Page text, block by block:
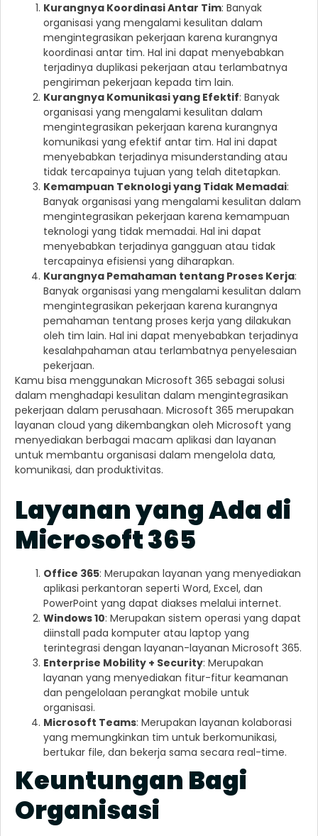
Kurangnya Koordinasi Antar Tim: Banyak
organisasi yang mengalami kesulitan dalam
mengintegrasikan pekerjaan karena kurangnya
koordinasi antar tim. Hal ini dapat menyebabkan
terjadinya duplikasi pekerjaan atau terlambatnya
pengiriman pekerjaan kepada tim lain.
Kurangnya Komunikasi yang Efektif: Banyak
organisasi yang mengalami kesulitan dalam
mengintegrasikan pekerjaan karena kurangnya
komunikasi yang efektif antar tim. Hal ini dapat
menyebabkan terjadinya misunderstanding atau
tidak tercapainya tujuan yang telah ditetapkan.
Kemampuan Teknologi yang Tidak Memadai:
Banyak organisasi yang mengalami kesulitan dalam
mengintegrasikan pekerjaan karena kemampuan
teknologi yang tidak memadai. Hal ini dapat
menyebabkan terjadinya gangguan atau tidak
tercapainya efisiensi yang diharapkan.
Kurangnya Pemahaman tentang Proses Kerja:
Banyak organisasi yang mengalami kesulitan dalam
mengintegrasikan pekerjaan karena kurangnya
pemahaman tentang proses kerja yang dilakukan
oleh tim lain. Hal ini dapat menyebabkan terjadinya
kesalahpahaman atau terlambatnya penyelesaian
pekerjaan.
Kamu bisa menggunakan Microsoft 365 sebagai solusi
dalam menghadapi kesulitan dalam mengintegrasikan
pekerjaan dalam perusahaan. Microsoft 365 merupakan
layanan cloud yang dikembangkan oleh Microsoft yang
menyediakan berbagai macam aplikasi dan layanan
untuk membantu organisasi dalam mengelola data,
komunikasi, dan produktivitas.
Layanan yang Ada di
Microsoft 365
Office 365: Merupakan layanan yang menyediakan
aplikasi perkantoran seperti Word, Excel, dan
PowerPoint yang dapat diakses melalui internet.
Windows 10: Merupakan sistem operasi yang dapat
diinstall pada komputer atau laptop yang
terintegrasi dengan layanan-layanan Microsoft 365.
Enterprise Mobility + Security: Merupakan
layanan yang menyediakan fitur-fitur keamanan
dan pengelolaan perangkat mobile untuk
organisasi.
Microsoft Teams: Merupakan layanan kolaborasi
yang memungkinkan tim untuk berkomunikasi,
bertukar file, dan bekerja sama secara real-time.
Keuntungan Bagi
Organisasi